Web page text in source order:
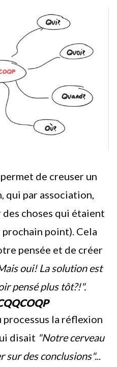
de creuser un
qui par association,
choses qui étaient
point). Cela
pensée et de créer
oui! La solution est
pensé plus tôt?!".
la réflexion
disait "Notre cerveau
sur des conclusions".